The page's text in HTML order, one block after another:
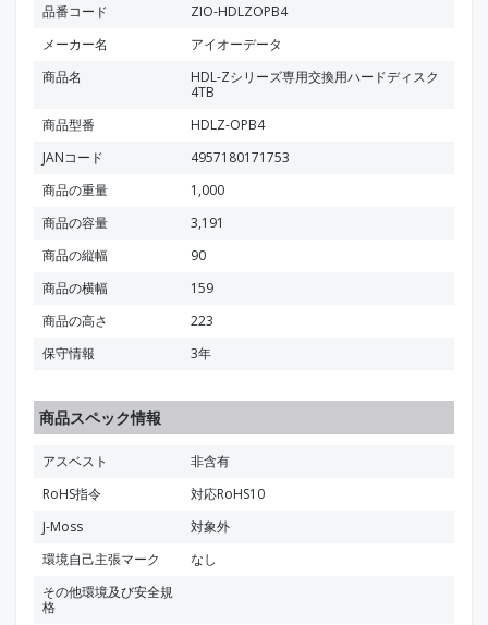
品番コード
ZIO-HDLZOPB4
メーカー名
アイオーデータ
商品名
HDL-Zシリーズ専用交換用ハードディスク
4TB
商品型番
HDLZ-OPB4
JANコード
4957180171753
商品の重量
1,000
商品の容量
3,191
商品の縦幅
90
商品の横幅
159
商品の高さ
223
保守情報
3年
商品スペック情報
アスベスト
非含有
RoHS指令
対応RoHS10
J-Moss
対象外
環境自己主張マーク
なし
その他環境及び安全規
格